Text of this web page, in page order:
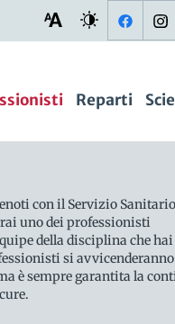
Reparti
con il Servizio Sanitario
uno dei professionisti
della disciplina che hai
si
è sempre garantita la